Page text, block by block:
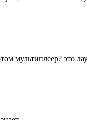
мультиплеер? это